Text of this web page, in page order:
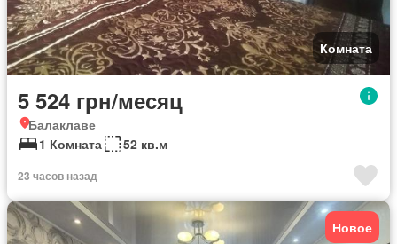
Комната
5 524 грн/месяц
Балаклаве
1 Комната
52 кв.м
23 часов назад
Новое